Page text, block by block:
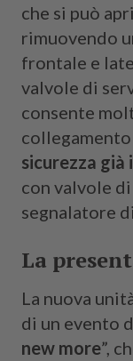
che si può
rimuovendo
frontale e
valvole di
consente
sicurezza già
con valvole
segnalatore
La
La nuova
di un evento
new more”,